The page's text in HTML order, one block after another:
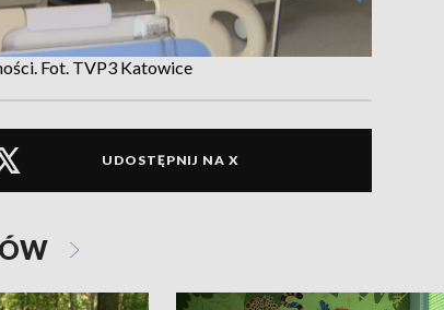
Fot. TVP3 Katowice
UDOSTĘPNIJ NA X